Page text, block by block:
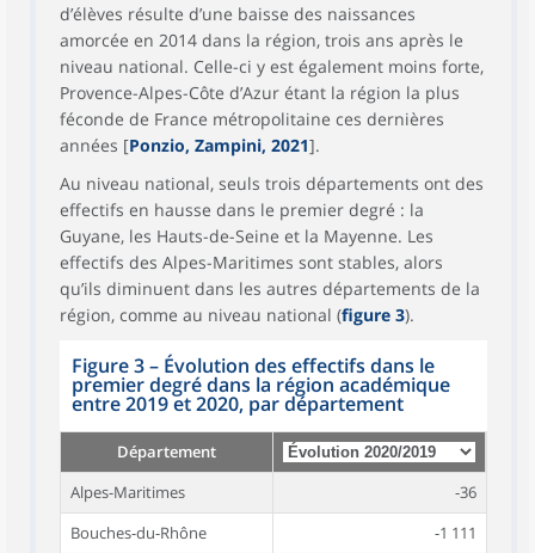
d’élèves résulte d’une baisse des naissances
amorcée en 2014 dans la région, trois ans après le
niveau national. Celle-ci y est également moins forte,
Provence-Alpes-Côte d’Azur étant la région la plus
féconde de France métropolitaine ces dernières
années [Ponzio, Zampini, 2021].
Au niveau national, seuls trois départements ont des
effectifs en hausse dans le premier degré : la
Guyane, les Hauts-de-Seine et la Mayenne. Les
effectifs des Alpes-Maritimes sont stables, alors
qu’ils diminuent dans les autres départements de la
région, comme au niveau national (figure 3).
Figure 3– Évolution des effectifs dans le
premier degré dans la région académique
entre 2019 et 2020, par département
Département
Alpes-Maritimes
-36
Bouches-du-Rhône
-1 111